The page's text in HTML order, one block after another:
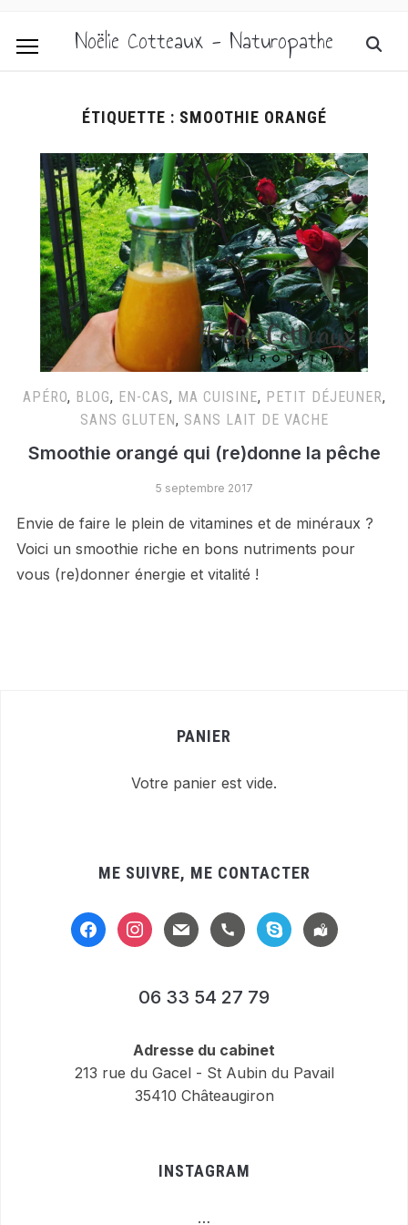
Noëlie Cotteaux - Naturopathe
ÉTIQUETTE : SMOOTHIE ORANGÉ
APÉRO, BLOG, EN-CAS, MA CUISINE, PETIT DÉJEUNER,
SANS GLUTEN, SANS LAIT DE VACHE
Smoothie orangé qui (re)donne la pêche
5 septembre 2017
Envie de faire le plein de vitamines et de minéraux ?
Voici un smoothie riche en bons nutriments pour
vous (re)donner énergie et vitalité !
PANIER
Votre panier est vide.
ME SUIVRE, ME CONTACTER
facebookinstagram
mail handsetskype
location-
alt
06 33 54 27 79
Adresse du cabinet
213 rue du Gacel - St Aubin du Pavail
35410 Châteaugiron
INSTAGRAM
…